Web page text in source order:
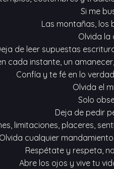
Si me
Las montañas, los
Olvida la
de leer supuestas
cada instante, un
Confía y te fé en lo
Olvida el
Solo
Deja de pedir
limitaciones, placeres,
Olvida cualquier
Respétate y respeta,
Abre los ojos y vive tu